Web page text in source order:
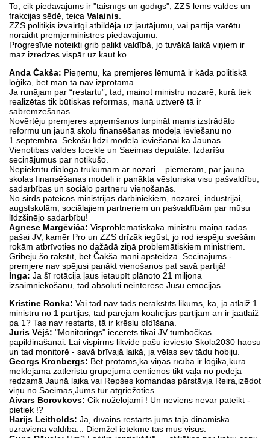
To, cik piedāvājums ir "taisnīgs un godīgs", ZZS lems valdes un
frakcijas sēdē, teica Valainis
ZZS politiķis izvairīgi atbildēja uz jautājumu, vai partija varētu
noraidīt premjerministres piedāvājumu.
Progresīvie noteikti grib palikt valdībā, jo tuvākā laikā viņiem ir
maz izredzes vispār uz kaut ko.
Anda Čakša: Pieņemu, ka premjeres lēmumā ir kāda politiskā
loģika, bet man tā nav izprotama.
Ja runājam par “restartu”, tad, mainot ministru nozarē, kurā tiek
realizētas tik būtiskas reformas, manā uztverē tā ir
sabremzēšanās.
Novērtēju premjeres apņemšanos turpināt manis izstrādāto
reformu un jaunā skolu finansēšanas modeļa ieviešanu no
1.septembra. Sekošu līdzi modeļa ieviešanai kā Jaunās
Vienotibas valdes locekle un Saeimas deputāte. Izdarīšu
secinājumus par notikušo.
Nepiekrītu dialoga trūkumam ar nozari – piemēram, par jaunā
skolas finansēšanas modeli ir panākta vēsturiska visu pašvaldību,
sadarbības un sociālo partneru vienošanās.
No sirds pateicos ministrijas darbiniekiem, nozarei, industrijai,
augstskolām, sociālajiem partneriem un pašvaldībām par mūsu
līdzšinējo sadarbību!
Agnese Margēviča: Visproblemātiskākā ministru maiņa rādās
pašai JV, kamēr Pro un ZZS drīzāk iegūst, jo rod iespēju svešām
rokām atbrīvoties no dažādā ziņā problemātiskiem ministriem.
Gribēju šo rakstīt, bet Čakša mani apsteidza. Secinājums -
premjere nav spējusi panākt vienošanos pat savā partijā!
Inga: Ja šī rotācija ļaus ietaupīt plānoto 21 miljona
izsaimniekošanu, tad absolūti neinteresē Jūsu emocijas.
Kristine Ronka: Vai tad nav tāds nerakstīts likums, ka, ja atlaiž 1
ministru no 1 partijas, tad pārējām koalīcijas partijām arī ir jāatlaiž
pa 1? Tas nav restarts, tā ir krēslu bīdīšana.
Juris Vējš: "Monitorings" iecerēts tikai JV tumbočkas
papildināšanai. Lai vispirms likvidē pašu ieviesto Skola2030 haosu
un tad monitorē - savā brīvajā laikā, ja vēlas sev tādu hobiju.
Georgs Kronbergs: Bet protams,ka viņas rīcībā ir loģika,kura
meklējama zatleristu grupējuma centienos tikt vaļā no pēdējā
redzamā Jaunā laika vai Repšes komandas pārstāvja Reira,izēdot
viņu no Saeimas,Jums tur atgriežoties.
Aivars Borovkovs: Cik nožēlojami ! Un neviens nevar pateikt -
pietiek !?
Harijs Leitholds: Jā, dīvains restarts jums tajā dinamiskā
uzrāviena valdībā... Diemžēl ietekmē tas mūs visus.